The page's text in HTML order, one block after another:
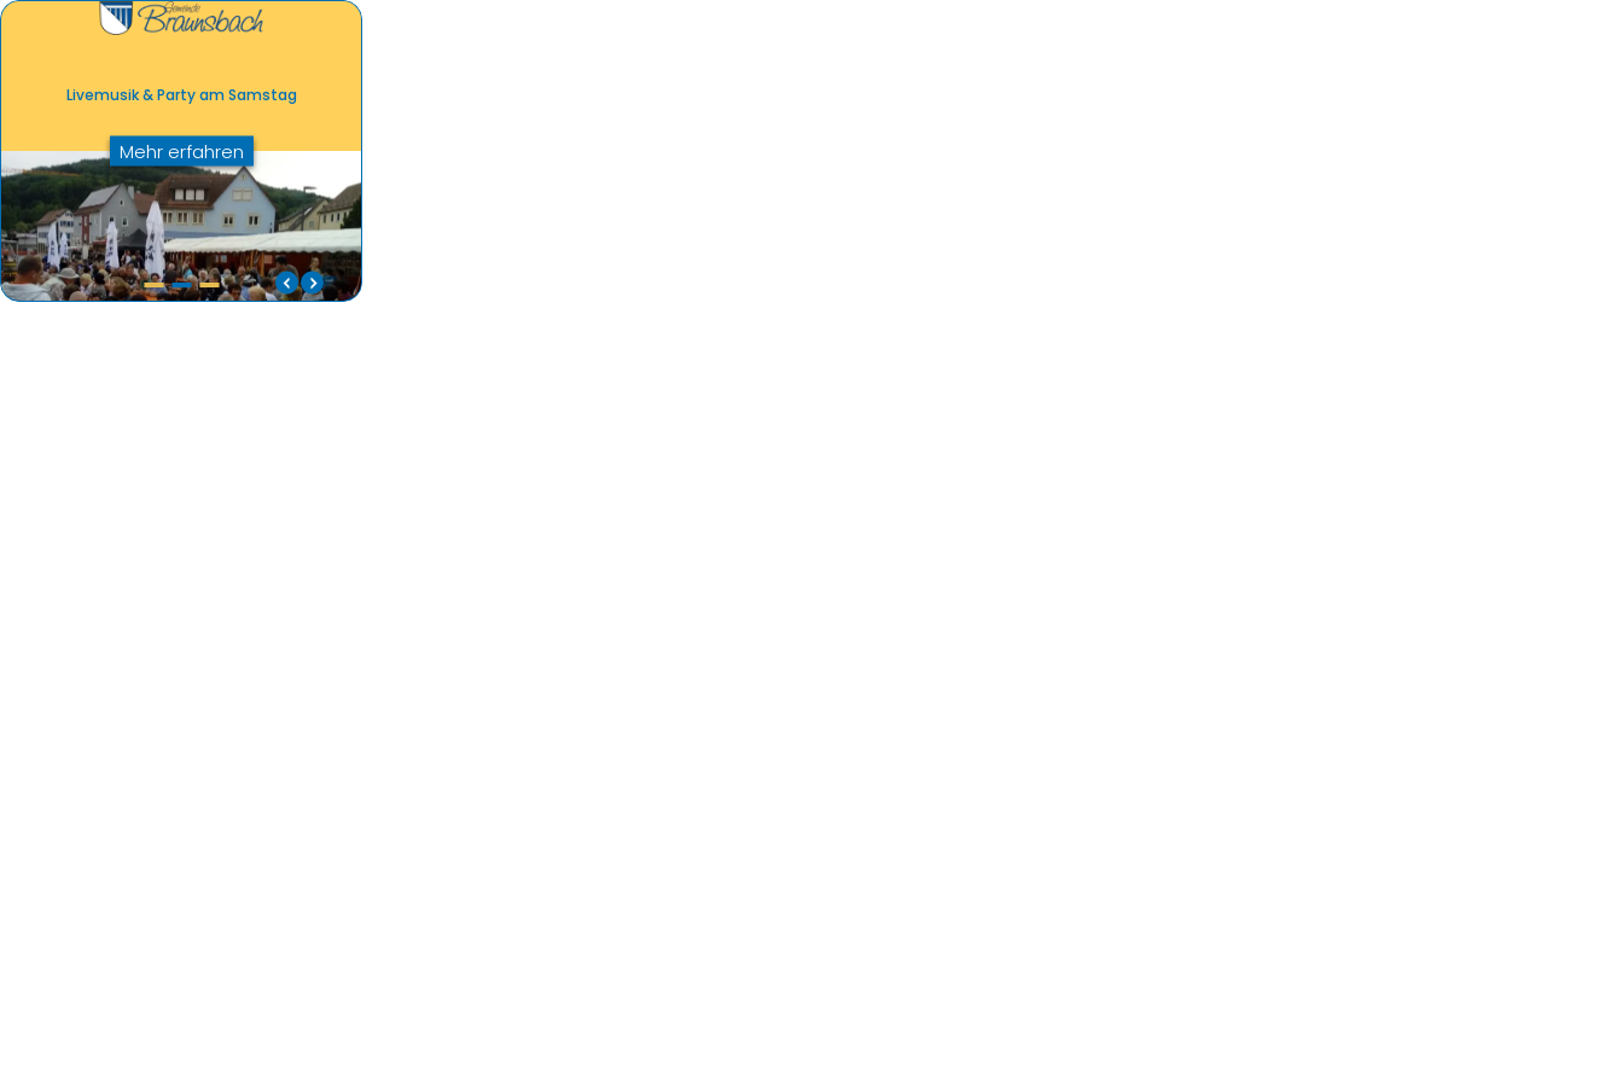
Livemusik & Party am Samstag
Mehr erfahren